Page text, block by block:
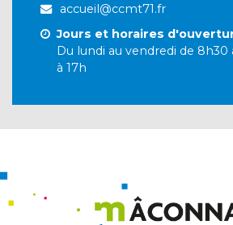
accueil@ccmt71.fr
Jours et horaires
Du lundi au vendredi de 8h30
à 17h